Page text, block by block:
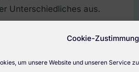
Cookie-
um unsere Website und unseren Service
Unterschiedliches aus.
Zinsen. Der